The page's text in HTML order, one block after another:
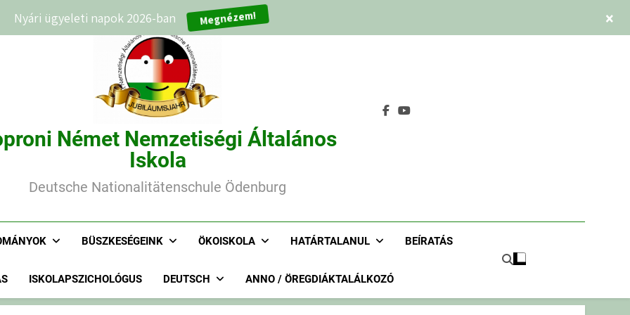
Német Nemzetiségi Általános
Iskola
Deutsche Nationalitätenschule Ödenburg
BÜSZKESÉGEINK ÖKOISKOLA HATÁRTALANUL BEÍRATÁS
ISKOLAPSZICHOLÓGUS DEUTSCH ANNO / ÖREGDIÁKTALÁLKOZÓ
Nyári ügyeleti napok 2026-ban Megnézem! ×